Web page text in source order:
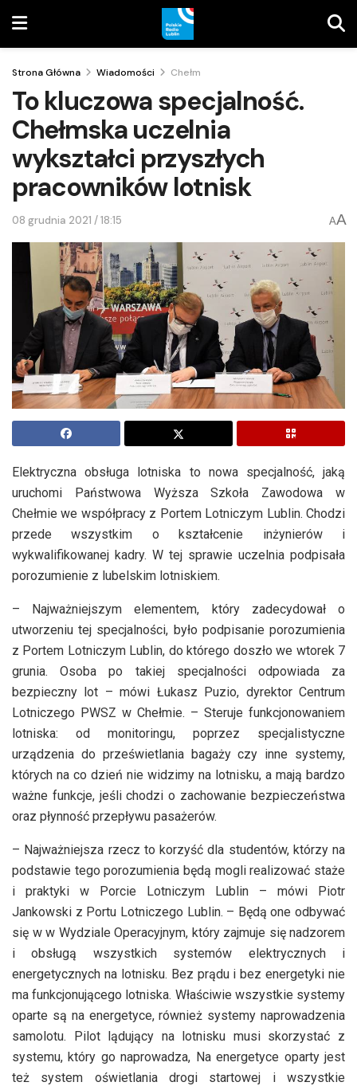
Strona Główna Wiadomości Chełm
To kluczowa specjalność.
Chełmska uczelnia
wykształci przyszłych
pracowników lotnisk
08 grudnia 2021 / 18:15 AA
Elektryczna obsługa lotniska to nowa specjalność, jaką
uruchomi Państwowa Wyższa Szkoła Zawodowa w
Chełmie we współpracy z Portem Lotniczym Lublin. Chodzi
przede wszystkim o kształcenie inżynierów i
wykwalifikowanej kadry. W tej sprawie uczelnia podpisała
porozumienie z lubelskim lotniskiem.
– Najważniejszym elementem, który zadecydował o
utworzeniu tej specjalności, było podpisanie porozumienia
z Portem Lotniczym Lublin, do którego doszło we wtorek 7
grunia. Osoba po takiej specjalności odpowiada za
bezpieczny lot – mówi Łukasz Puzio, dyrektor Centrum
Lotniczego PWSZ w Chełmie. – Steruje funkcjonowaniem
lotniska: od monitoringu, poprzez specjalistyczne
urządzenia do prześwietlania bagaży czy inne systemy,
których na co dzień nie widzimy na lotnisku, a mają bardzo
ważne funkcje, jeśli chodzi o zachowanie bezpieczeństwa
oraz płynność przepływu pasażerów.
– Najważniejsza rzecz to korzyść dla studentów, którzy na
podstawie tego porozumienia będą mogli realizować staże
i praktyki w Porcie Lotniczym Lublin – mówi Piotr
Jankowski z Portu Lotniczego Lublin. – Będą one odbywać
się w w Wydziale Operacyjnym, który zajmuje się nadzorem
i obsługą wszystkich systemów elektrycznych i
energetycznych na lotnisku. Bez prądu i bez energetyki nie
ma funkcjonującego lotniska. Właściwie wszystkie systemy
oparte są na energetyce, również systemy naprowadzenia
samolotu. Pilot lądujący na lotnisku musi skorzystać z
systemu, który go naprowadza, Na energetyce oparty jest
też system oświetlania drogi startowej i wszystkie